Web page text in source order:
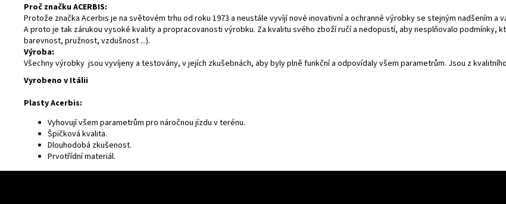
Proč značku ACERBIS:
Protože značka Acerbis je na světovém trhu od roku 1973 a neustále vyvíjí nové inovativní a ochranné výrobky se stejným nadšením a
A proto je tak zárukou vysoké kvality a propracovanosti výrobku. Za kvalitu svého zboží ručí a nedopustí, aby nesplňovalo
barevnost, pružnost, vzdušnost ...).
Výroba:
Všechny výrobky jsou vyvíjeny a testovány, v jejích zkušebnách, aby byly plně funkční a odpovídaly všem parametrům. Jsou z
Vyrobeno v Itálii
Plasty Acerbis:
Vyhovují všem parametrům pro náročnou jízdu v terénu.
Špičková kvalita.
Dlouhodobá zkušenost.
Prvotřídní materiál.